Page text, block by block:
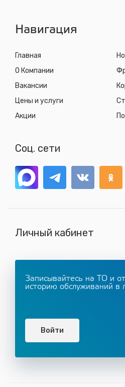
Навигация
Главная
О Компании
Вакансии
Цены и услуги
Акции
Соц. сети
Личный кабинет
Записывайтесь на ТО и
историю обслуживаний в
Войти